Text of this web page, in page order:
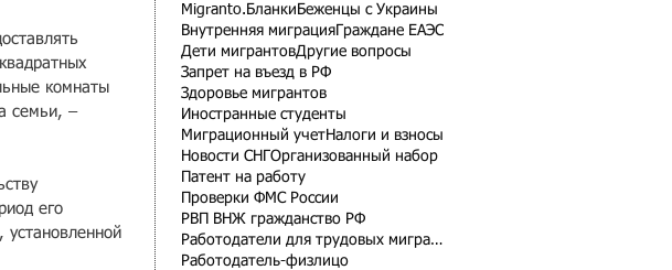
комнаты
семьи, –
его
Migranto.Бланки Беженцы с Украины
Внутренняя миграция Граждане ЕАЭС
Дети мигрантовДругие вопросы
Запрет на въезд в РФ
Здоровье мигрантов
Иностранные студенты
Миграционный учетНалоги и взносы
Новости СНГ Организованный набор
Патент на работу
Проверки ФМС России
РВП ВНЖ гражданство РФ
Работодатели для трудовых мигрантов
Работодатель-физлицо